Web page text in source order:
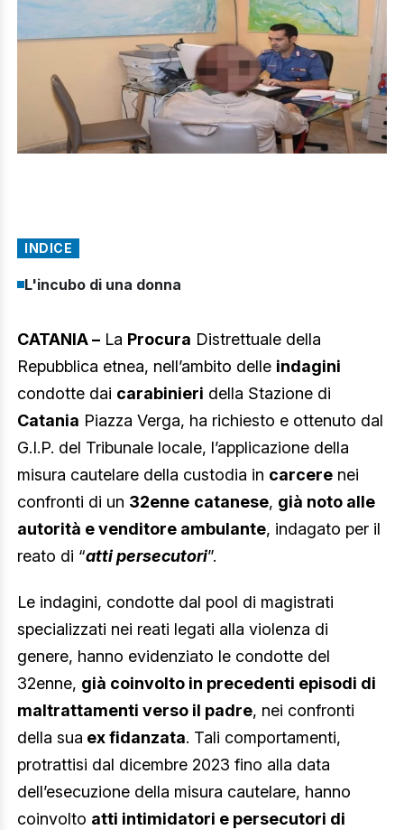
INDICE
L'incubo di una donna
CATANIA – La Procura Distrettuale della
Repubblica etnea, nell’ambito delle indagini
condotte dai carabinieri della Stazione di
Catania Piazza Verga, ha richiesto e ottenuto dal
G.I.P. del Tribunale locale, l’applicazione della
misura cautelare della custodia in carcere nei
confronti di un 32enne catanese, già noto alle
autorità e venditore ambulante, indagato per il
reato di “atti persecutori”.
Le indagini, condotte dal pool di magistrati
specializzati nei reati legati alla violenza di
genere, hanno evidenziato le condotte del
32enne, già coinvolto in precedenti episodi di
maltrattamenti verso il padre, nei confronti
della sua ex fidanzata. Tali comportamenti,
protrattisi dal dicembre 2023 fino alla data
dell’esecuzione della misura cautelare, hanno
coinvolto atti intimidatori e persecutori di